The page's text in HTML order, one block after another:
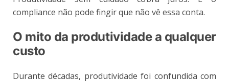
compliance não pode fingir que não vê essa conta.
O mito da produtividade a qualquer
custo
Durante décadas, produtividade foi confundida com